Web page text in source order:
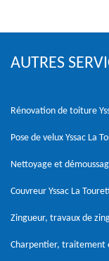
AUTRES
Rénovation de toiture
Pose de velux Yssac La
Nettoyage et
Couvreur Yssac La
Zingueur, travaux de
Charpentier, traitement